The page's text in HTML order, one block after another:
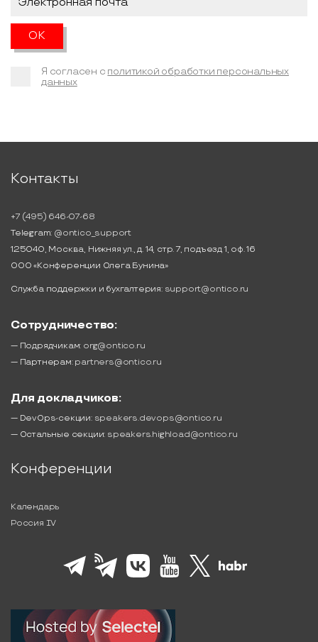
Я согласен с политикой обработки персональных
данных
Контакты
+7 (495) 646-07-68
Telegram: @ontico_support
125040, Москва, Нижняя ул., д. 14, стр. 7, подъезд 1, оф. 16
ООО «Конференции Олега Бунина»
Служба поддержки и бухгалтерия: support@ontico.ru
Сотрудничество:
— Подрядчикам: org@ontico.ru
— Партнерам: partners@ontico.ru
Для докладчиков:
— DevOps-секции: speakers.devops@ontico.ru
— Остальные секции: speakers.highload@ontico.ru
Конференции
Календарь
Россия IV